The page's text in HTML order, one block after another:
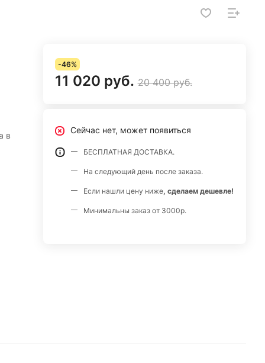
в
-46%
11 020 руб. 20 400 руб.
Сейчас нет, может появиться
БЕСПЛАТНАЯ ДОСТАВКА.
На следующий день после заказа.
Если нашли цену ниже, сделаем дешевле!
Минимальны заказ от 3000р.